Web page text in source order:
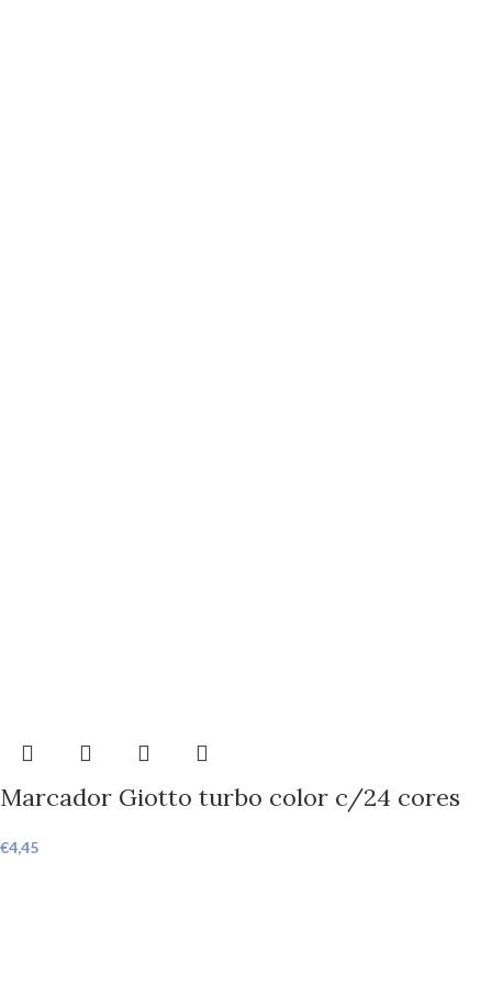
Marcador Giotto turbo color c/24 cores
€4,45